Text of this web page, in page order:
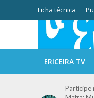
Ficha técnica
ERICEIRA TV
Participe